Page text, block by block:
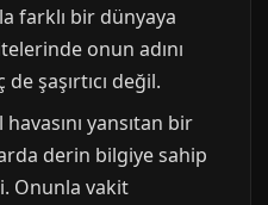
farklı bir dünyaya
onun adını
şaşırtıcı değil.
yansıtan bir
derin bilgiye sahip
Onunla vakit